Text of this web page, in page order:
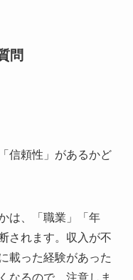
問
信頼性」があるかど
は、「職業」「年
されます。収入が不
載った経験があった
なるので、注意しま